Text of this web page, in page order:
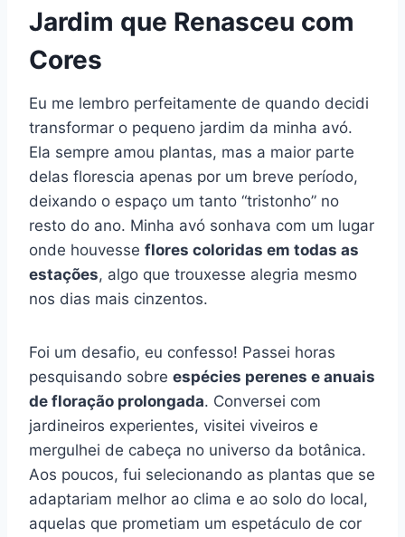
Jardim que Renasceu com
Cores
Eu me lembro perfeitamente de quando decidi
transformar o pequeno jardim da minha avó.
Ela sempre amou plantas, mas a maior parte
delas florescia apenas por um breve período,
deixando o espaço um tanto “tristonho” no
resto do ano. Minha avó sonhava com um lugar
onde houvesse flores coloridas em todas as
estações, algo que trouxesse alegria mesmo
nos dias mais cinzentos.
Foi um desafio, eu confesso! Passei horas
pesquisando sobre espécies perenes e anuais
de floração prolongada. Conversei com
jardineiros experientes, visitei viveiros e
mergulhei de cabeça no universo da botânica.
Aos poucos, fui selecionando as plantas que se
adaptariam melhor ao clima e ao solo do local,
aquelas que prometiam um espetáculo de cor